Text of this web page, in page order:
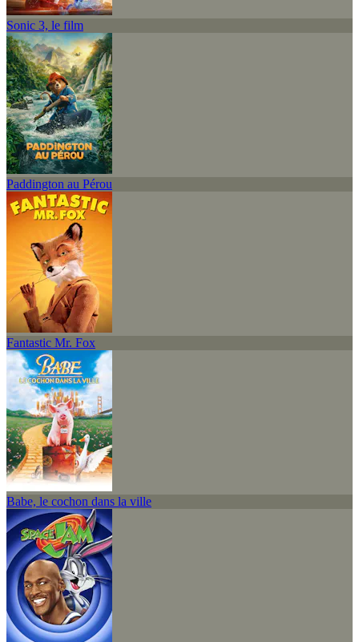
Sonic 3, le film
Paddington au Pérou
Fantastic Mr. Fox
Babe, le cochon dans la ville